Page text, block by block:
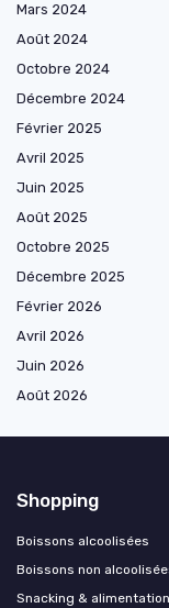
Mars 2024
Août 2024
Octobre 2024
Décembre 2024
Février 2025
Avril 2025
Juin 2025
Août 2025
Octobre 2025
Décembre 2025
Février 2026
Avril 2026
Juin 2026
Août 2026
Shopping
Boissons alcoolisées
Boissons non
Snacking & alimentation